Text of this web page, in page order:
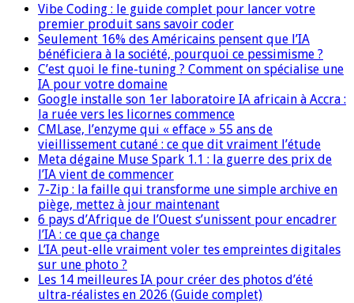
Vibe Coding : le guide complet pour lancer votre
premier produit sans savoir coder
Seulement 16% des Américains pensent que l’IA
bénéficiera à la société, pourquoi ce pessimisme ?
C’est quoi le fine-tuning ? Comment on spécialise une
IA pour votre domaine
Google installe son 1er laboratoire IA africain à Accra :
la ruée vers les licornes commence
CMLase, l’enzyme qui « efface » 55 ans de
vieillissement cutané : ce que dit vraiment l’étude
Meta dégaine Muse Spark 1.1 : la guerre des prix de
l’IA vient de commencer
7-Zip : la faille qui transforme une simple archive en
piège, mettez à jour maintenant
6 pays d’Afrique de l’Ouest s’unissent pour encadrer
l’IA : ce que ça change
L’IA peut-elle vraiment voler tes empreintes digitales
sur une photo ?
Les 14 meilleures IA pour créer des photos d’été
ultra-réalistes en 2026 (Guide complet)